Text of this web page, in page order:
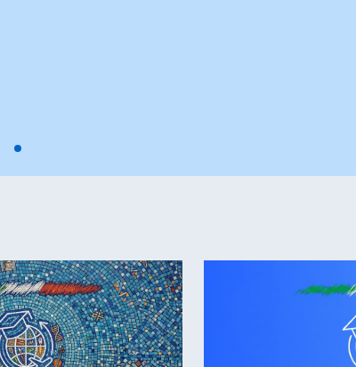
SPETTACOLO TEATRO ALLA SCALA ALLEGATO